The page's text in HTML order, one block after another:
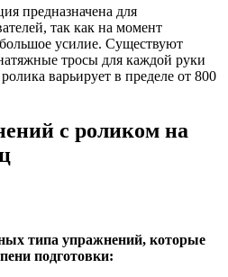
предназначена для
так как на момент
большое усилие. Существуют
тросы для каждой руки
варьирует в пределе от 800
с роликом на
типа упражнений, которые
подготовки: